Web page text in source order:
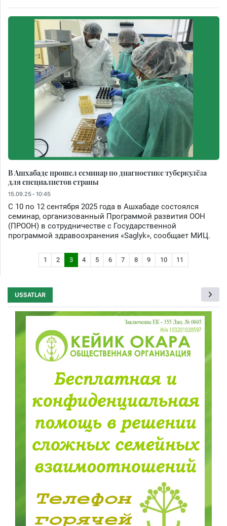
В Ашхабаде прошел семинар по диагностике туберкулёза
для специалистов страны
15.09.25 - 10:45
С 10 по 12 сентября 2025 года в Ашхабаде состоялся
семинар, организованный Программой развития ООН
(ПРООН) в сотрудничестве с Государственной
программой здравоохранения «Saglyk», сообщает МИЦ.
1 2 3 4 5 6 7 8 9 10 11
USSATLAR